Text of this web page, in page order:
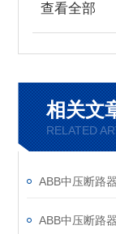
查看全部
相关文
RELATED